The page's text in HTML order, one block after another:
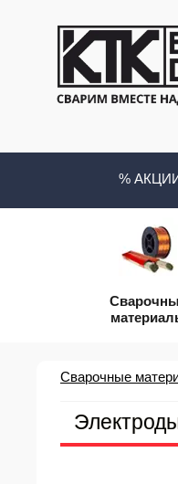
%
Сварочные